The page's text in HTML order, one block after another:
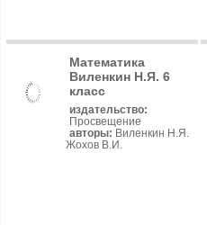
Математика
Виленкин Н.Я. 6
класс
издательство:
Просвещение
авторы: Виленкин Н.Я.
Жохов В.И.